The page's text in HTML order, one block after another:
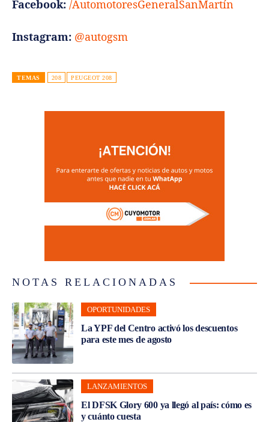
Facebook: /AutomotoresGeneralSanMartín
Instagram: @autogsm
TEMAS 208 PEUGEOT 208
NOTAS RELACIONADAS
OPORTUNIDADES
La YPF del Centro activó los descuentos
para este mes de agosto
LANZAMIENTOS
El DFSK Glory 600 ya llegó al país: cómo es
y cuánto cuesta